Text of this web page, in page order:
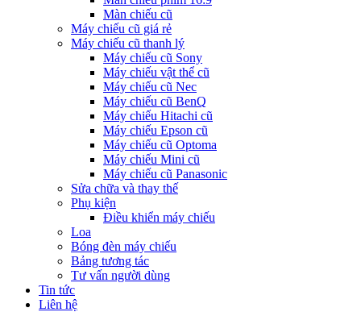
Màn chiếu cũ
Máy chiếu cũ giá rẻ
Máy chiếu cũ thanh lý
Máy chiếu cũ Sony
Máy chiếu vật thể cũ
Máy chiếu cũ Nec
Máy chiếu cũ BenQ
Máy chiếu Hitachi cũ
Máy chiếu Epson cũ
Máy chiếu cũ Optoma
Máy chiếu Mini cũ
Máy chiếu cũ Panasonic
Sửa chữa và thay thế
Phụ kiện
Điều khiển máy chiếu
Loa
Bóng đèn máy chiếu
Bảng tương tác
Tư vấn người dùng
Tin tức
Liên hệ